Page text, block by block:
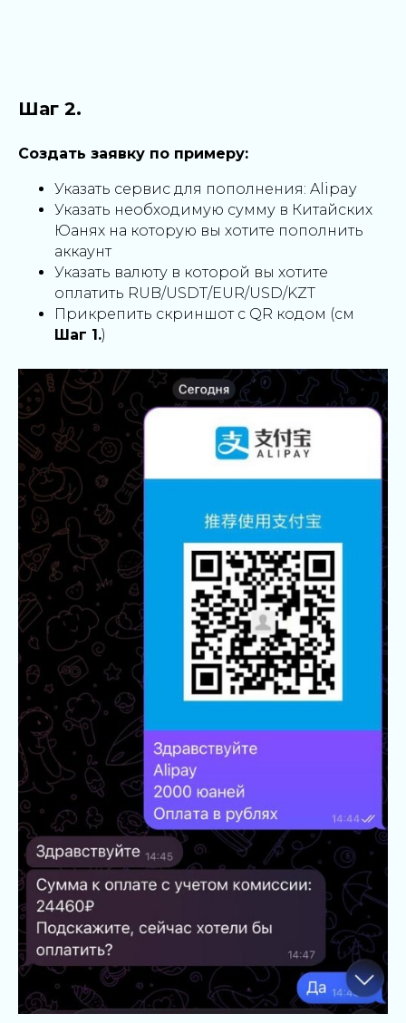
Шаг 2.
Создать заявку по примеру:
Указать сервис для пополнения: Alipay
Указать необходимую сумму в Китайских
Юанях на которую вы хотите пополнить
аккаунт
Указать валюту в которой вы хотите
оплатить RUB/USDT/EUR/USD/KZT
Прикрепить скриншот с QR кодом (см
Шаг 1.)